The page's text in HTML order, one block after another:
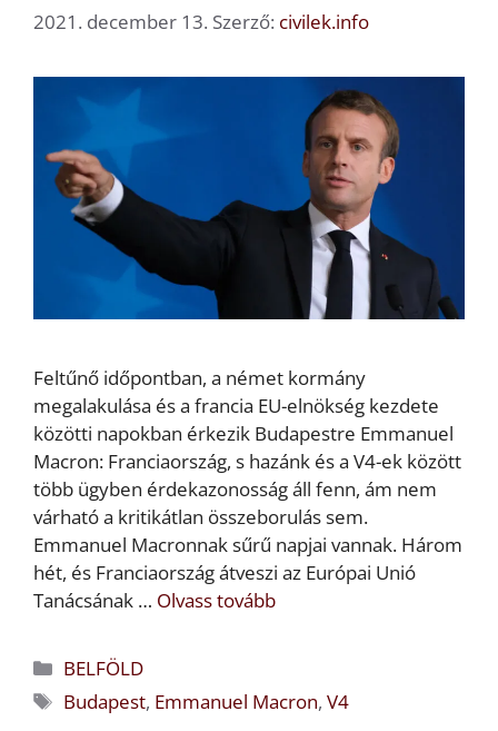
2021. december 13. Szerző: civilek.info
Feltűnő időpontban, a német kormány
megalakulása és a francia EU-elnökség kezdete
közötti napokban érkezik Budapestre Emmanuel
Macron: Franciaország, s hazánk és a V4-ek között
több ügyben érdekazonosság áll fenn, ám nem
várható a kritikátlan összeborulás sem.
Emmanuel Macronnak sűrű napjai vannak. Három
hét, és Franciaország átveszi az Európai Unió
Tanácsának … Olvass tovább
Kategória
BELFÖLD
Címkék
Budapest, Emmanuel Macron,V4